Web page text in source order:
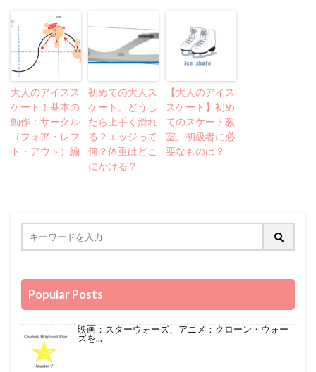
大人のアイスス
ケート！基本の
動作：サークル
（フォア・レフ
ト・アウト）編
初めての大人ス
ケート。どうし
たら上手く滑れ
る？エッジって
何？体重はどこ
にかける？
【大人のアイス
スケート】初め
てのスケート教
室。初級者に必
要なものは？
Popular Posts
映画：スターウォーズ、アニメ：クローン・ウォー
ズを...